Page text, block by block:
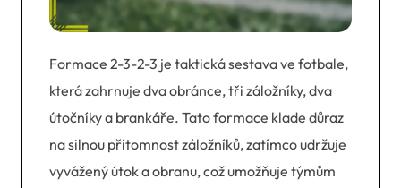
Formace 2-3-2-3 je taktická sestava ve fotbale,
která zahrnuje dva obránce, tři záložníky, dva
útočníky a brankáře. Tato formace klade důraz
na silnou přítomnost záložníků, zatímco udržuje
vyvážený útok a obranu, což umožňuje týmům